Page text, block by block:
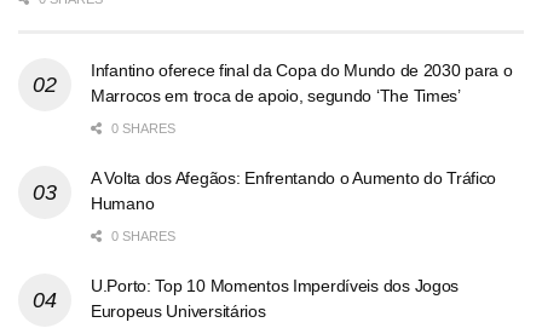
Infantino oferece final da Copa do Mundo de 2030 para o
Marrocos em troca de apoio, segundo ‘The Times’
0 SHARES
A Volta dos Afegãos: Enfrentando o Aumento do Tráfico
Humano
0 SHARES
U.Porto: Top 10 Momentos Imperdíveis dos Jogos
Europeus Universitários